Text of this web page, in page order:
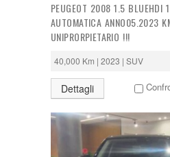
PEUGEOT 2008 1.5 BLUEHDI
AUTOMATICA ANNO05.2023
UNIPRORPIETARIO !!!
40,000 Km | 2023 | SUV
Dettagli